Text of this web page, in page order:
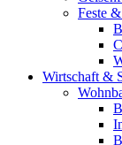
Feste
Wirtschaft &